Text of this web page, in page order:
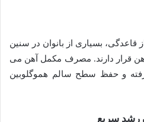
قاعدگی، بسیاری از بانوان در سنین
قرار دارند. مصرف مکمل آهن می
و حفظ سطح سالم هموگلوبین
رشد سریع